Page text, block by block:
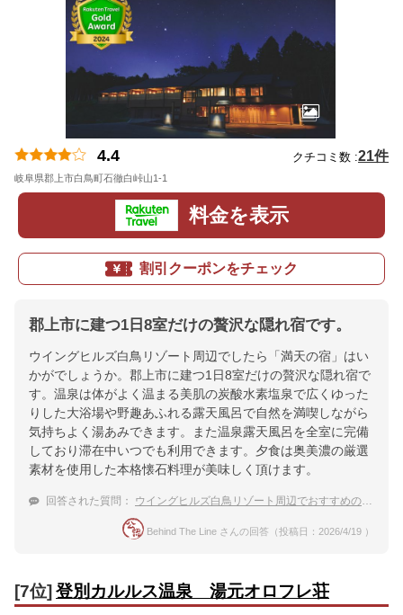
4.4 クチコミ数 :21件
岐阜県郡上市白鳥町石徹白峠山1-1
料金を表示
割引クーポンをチェック
郡上市に建つ1日8室だけの贅沢な隠れ宿です。
ウイングヒルズ白鳥リゾート周辺でしたら「満天の宿」はい
かがでしょうか。郡上市に建つ1日8室だけの贅沢な隠れ宿で
す。温泉は体がよく温まる美肌の炭酸水素塩泉で広くゆった
りした大浴場や野趣あふれる露天風呂で自然を満喫しながら
気持ちよく湯あみできます。また温泉露天風呂を全室に完備
しており滞在中いつでも利用できます。夕食は奥美濃の厳選
素材を使用した本格懐石料理が美味しく頂けます。
回答された質問： ウイングヒルズ白鳥リゾート周辺でおすすめの温泉付きホテル・旅館
Behind The Line さんの回答（投稿日：2026/4/19 ）
[7位] 登別カルルス温泉 湯元オロフレ荘